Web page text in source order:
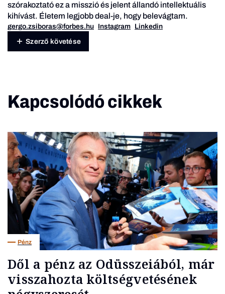
szórakoztató ez a misszió és jelent állandó intellektuális
kihívást. Életem legjobb deal-je, hogy belevágtam.
gergo.zsiboras@forbes.hu Instagram Linkedin
Szerző követése
Kapcsolódó cikkek
Pénz
Dől a pénz az Odüsszeiából, már
visszahozta költségvetésének